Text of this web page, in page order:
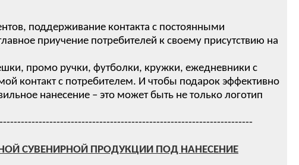
поддерживание контакта с постоянными
приучение потребителей к своему присутствию на
промо ручки, футболки, кружки, ежедневники с
контакт с потребителем. И чтобы подарок эффективно
нанесение – это может быть не только логотип
СУВЕНИРНОЙ ПРОДУКЦИИ ПОД НАНЕСЕНИЕ